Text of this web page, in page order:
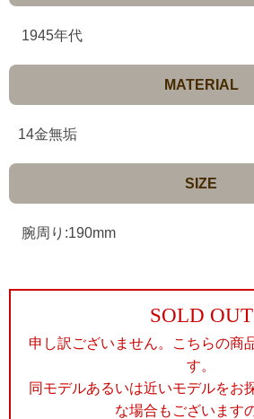
1945年代
MATERIAL
14金無垢
SIZE
腕周り:190mm
SOLD OUT
申し訳ございません。こちらの商
す。
同モデルあるいは近いモデルをお
な場合もございます